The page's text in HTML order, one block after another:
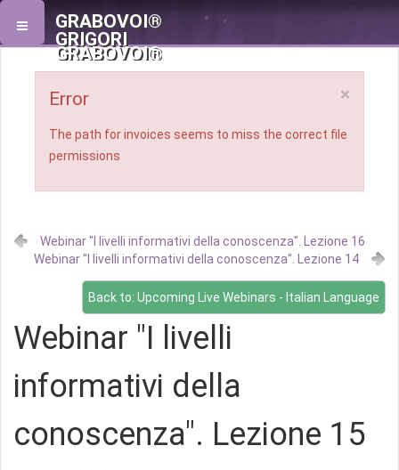
GRABOVOI®
GRIGORI
GRABOVOI®
×
Error
The path for invoices seems to miss the correct file
permissions
Webinar "I livelli informativi della conoscenza". Lezione 16
Webinar "I livelli informativi della conoscenza". Lezione 14
Back to: Upcoming Live Webinars - Italian Language
Webinar "I livelli
informativi della
conoscenza". Lezione 15